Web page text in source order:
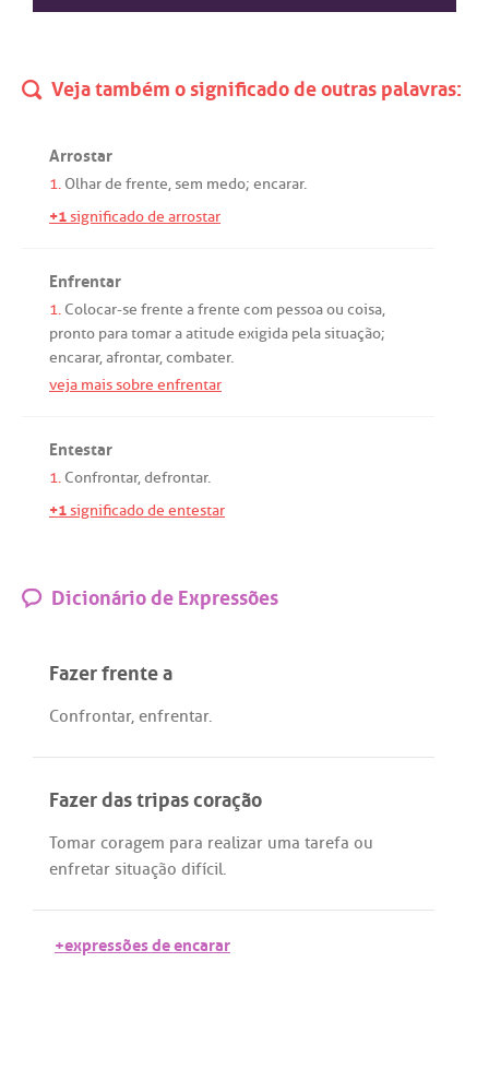
Veja também o significado de outras palavras:
Arrostar
1. Olharde frente,sem medo; encarar.
+1significado de arrostar
Enfrentar
1. Colocar-se frente afrente com pessoaou coisa,
pronto paratomaraatitude exigida pelasituação;
encarar,afrontar,combater.
veja mais sobre enfrentar
Entestar
1. Confrontar,defrontar.
+1significado de entestar
Dicionário de Expressões
Fazer frente a
Confrontar, enfrentar.
Fazer das tripas coração
Tomar coragem para realizar uma tarefa ou
enfretar situação difícil.
+expressões de encarar